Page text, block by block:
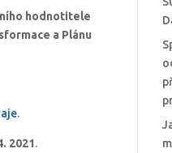
hodnotitele
a Plánu
.
2021.